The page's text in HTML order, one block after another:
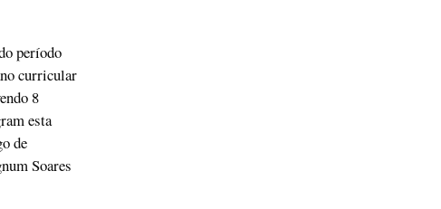
período
curricular
8
esta
de
Soares